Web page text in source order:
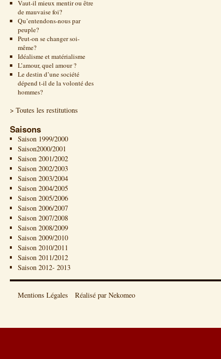
Vaut-il mieux mentir ou être
de mauvaise foi?
Qu’entendons-nous par
peuple?
Peut-on se changer soi-
même?
Idéalisme et matérialisme
L’amour, quel amour ?
Le destin d’une société
dépend t-il de la volonté des
hommes?
> Toutes les restitutions
Saisons
Saison 1999/2000
Saison2000/2001
Saison 2001/2002
Saison 2002/2003
Saison 2003/2004
Saison 2004/2005
Saison 2005/2006
Saison 2006/2007
Saison 2007/2008
Saison 2008/2009
Saison 2009/2010
Saison 2010/2011
Saison 2011/2012
Saison 2012- 2013
Mentions Légales Réalisé par Nekomeo